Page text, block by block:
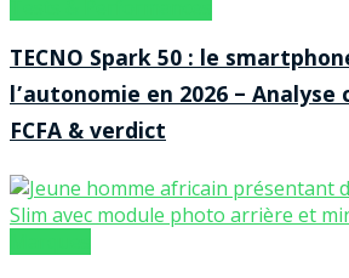
TECNO Spark 50 : le
l’autonomie en 2026 –
FCFA & verdict